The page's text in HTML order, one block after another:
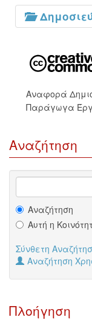
Αναφορά
Παράγωγα
Αναζήτηση
Αναζήτηση
Αυτή η
Σύνθετη
Αναζήτηση
Πλοήγηση